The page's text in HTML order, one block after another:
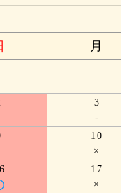
月
3
-
10
×
17
×